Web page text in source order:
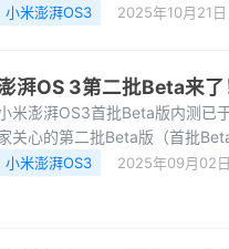
流畅度、稳定性和动画
小米澎湃OS3 2025年10月21日
湃OS 3第二批Beta来
米澎湃OS3首批Beta版内测已
关心的第二批Beta版（首批
送Beta版本也极为重
小米澎湃OS3 2025年09月02日